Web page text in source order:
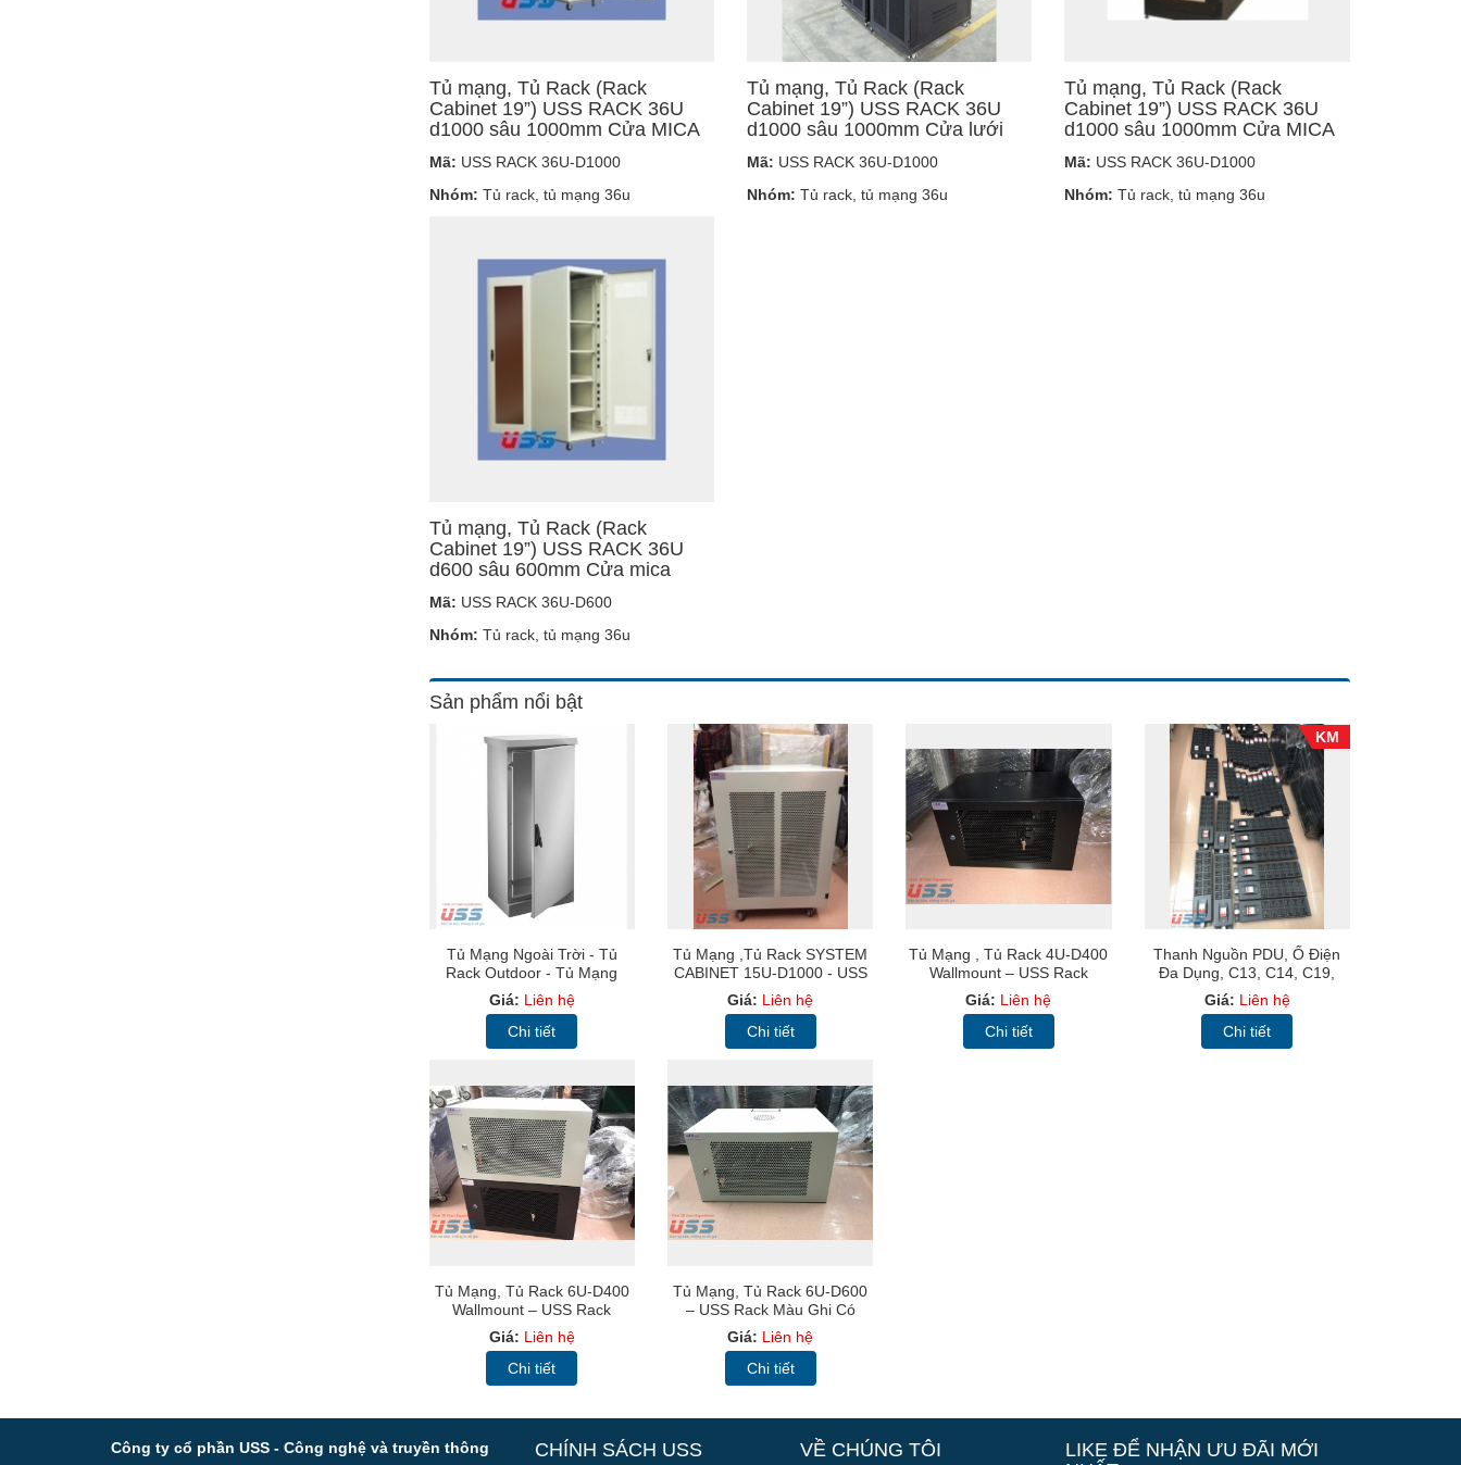
Tủ mạng, Tủ Rack (Rack
Cabinet 19”) USS RACK 36U
d1000 sâu 1000mm Cửa MICA
Mã: USS RACK 36U-D1000
Nhóm: Tủ rack, tủ mạng 36u
Tủ mạng, Tủ Rack (Rack
Cabinet 19”) USS RACK 36U
d1000 sâu 1000mm Cửa lưới
Mã: USS RACK 36U-D1000
Nhóm: Tủ rack, tủ mạng 36u
Tủ mạng, Tủ Rack (Rack
Cabinet 19”) USS RACK 36U
d1000 sâu 1000mm Cửa MICA
Mã: USS RACK 36U-D1000
Nhóm: Tủ rack, tủ mạng 36u
Tủ mạng, Tủ Rack (Rack
Cabinet 19”) USS RACK 36U
d600 sâu 600mm Cửa mica
Mã: USS RACK 36U-D600
Nhóm: Tủ rack, tủ mạng 36u
Sản phẩm nổi bật
Tủ Mạng Ngoài Trời - Tủ
Rack Outdoor - Tủ Mạng
Outdoor - Outdoor Rack
19inch
Giá: Liên hệ
Chi tiết
Tủ Mạng ,Tủ Rack SYSTEM
CABINET 15U-D1000 - USS
Rack 15U1000
Giá: Liên hệ
Chi tiết
Tủ Mạng , Tủ Rack 4U-D400
Wallmount – USS Rack
4U400
Giá: Liên hệ
Chi tiết
KM
Thanh Nguồn PDU, Ổ Điện
Đa Dụng, C13, C14, C19,
C20 Chuẩn 19"
Giá: Liên hệ
Chi tiết
Tủ Mạng, Tủ Rack 6U-D400
Wallmount – USS Rack
6U400 -Màu Đen, Cửa Lưới
Giá: Liên hệ
Chi tiết
Tủ Mạng, Tủ Rack 6U-D600
– USS Rack Màu Ghi Có
Bánh Xe Để Sàn
Giá: Liên hệ
Chi tiết
Công ty cổ phần USS - Công nghệ và truyền thông CHÍNH SÁCH USS VỀ CHÚNG TÔI
LIKE ĐỂ NHẬN ƯU ĐÃI MỚI